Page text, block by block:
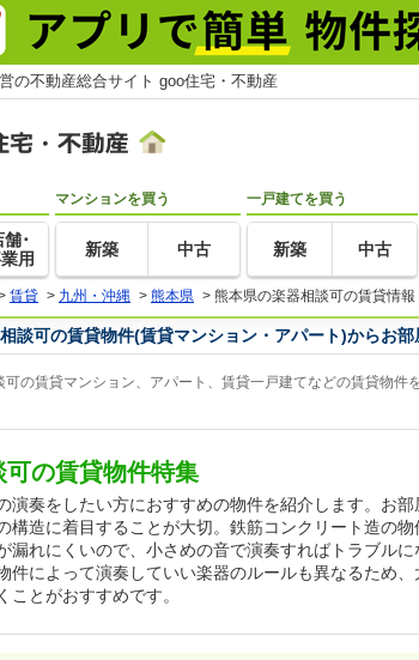
の不動産総合サイト goo住宅・不動産
舗･
用
マンションを買う
新築 中古
一戸建てを買う
新築 中古
賃貸 > 九州・沖縄 > 熊本県 > 熊本県の楽器相談可の賃貸情
談可の賃貸物件(賃貸マンション・アパート)からお部
可の賃貸マンション、アパート、賃貸一戸建てなどの賃貸物
可の賃貸物件特集
演奏をしたい方におすすめの物件を紹介します。お部
構造に着目することが大切。鉄筋コンクリート造の物
漏れにくいので、小さめの音で演奏すればトラブルに
件によって演奏していい楽器のルールも異なるため、
ことがおすすめです。